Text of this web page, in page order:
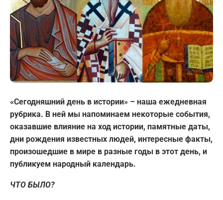
«Сегодняшний день в истории» – наша ежедневная
рубрика. В ней мы напоминаем некоторые события,
оказавшие влияние на ход истории, памятные даты,
дни рождения известных людей, интересные факты,
произошедшие в мире в разные годы в этот день, и
публикуем народный календарь.
ЧТО БЫЛО?